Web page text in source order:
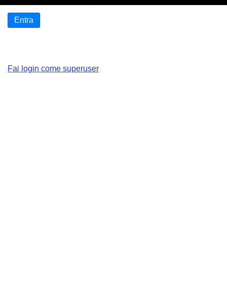
Entra
Fai login come superuser